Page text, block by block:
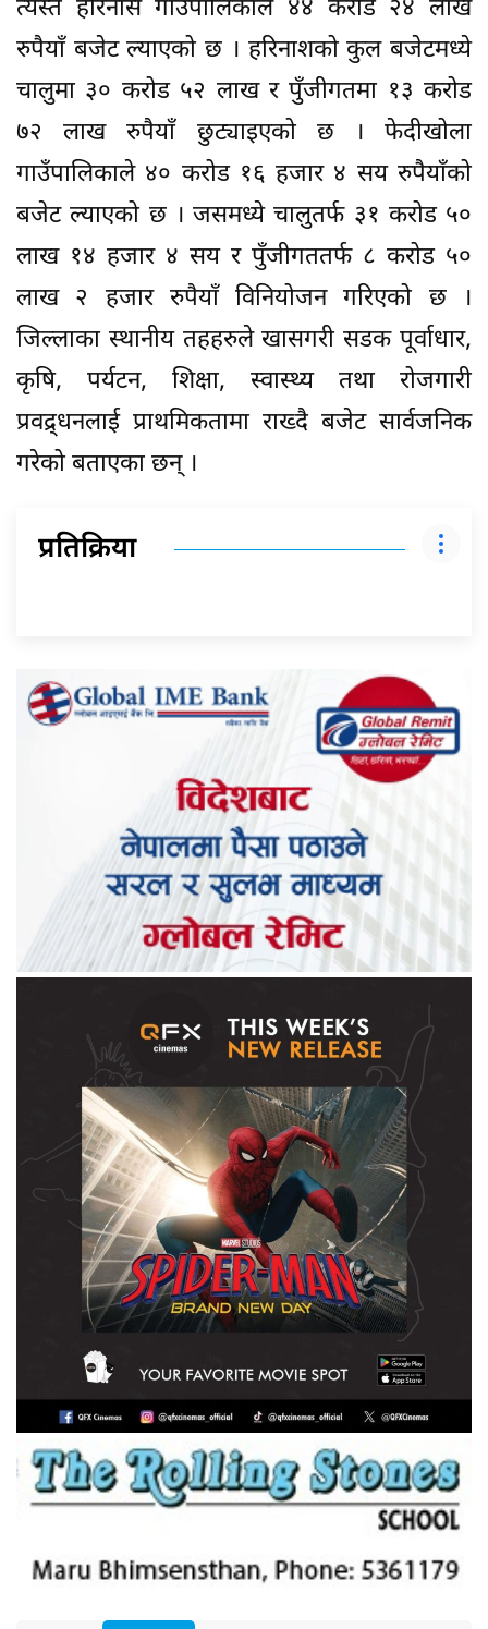
त्यस्तै हरिनास गाउँपालिकाले ४४ करोड २४ लाख
रुपैयाँ बजेट ल्याएको छ । हरिनाशको कुल बजेटमध्ये
चालुमा ३० करोड ५२ लाख र पुँजीगतमा १३ करोड
७२ लाख रुपैयाँ छुट्याइएको छ । फेदीखोला
गाउँपालिकाले ४० करोड १६ हजार ४ सय रुपैयाँको
बजेट ल्याएको छ । जसमध्ये चालुतर्फ ३१ करोड ५०
लाख १४ हजार ४ सय र पुँजीगततर्फ ८ करोड ५०
लाख २ हजार रुपैयाँ विनियोजन गरिएको छ ।
जिल्लाका स्थानीय तहहरुले खासगरी सडक पूर्वाधार,
कृषि, पर्यटन, शिक्षा, स्वास्थ्य तथा रोजगारी
प्रवद्र्धनलाई प्राथमिकतामा राख्दै बजेट सार्वजनिक
गरेको बताएका छन् ।
प्रतिक्रिया